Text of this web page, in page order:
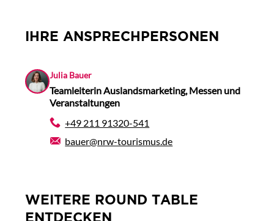
IHRE ANSPRECHPERSONEN
Julia Bauer
Teamleiterin Auslandsmarketing, Messen und
Veranstaltungen
+49 211 91320-541
bauer@nrw-tourismus.de
WEITERE ROUND TABLE
ENTDECKEN